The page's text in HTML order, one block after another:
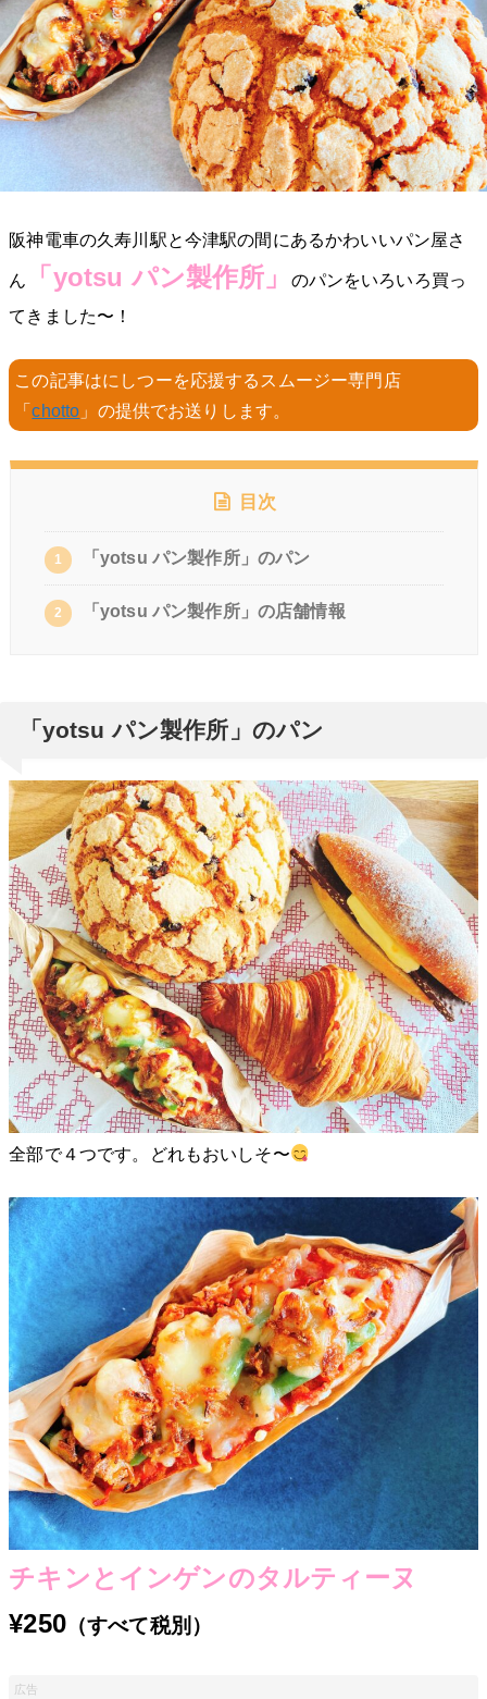
阪神電車の久寿川駅と今津駅の間にあるかわいいパン屋さ
ん 「yotsu パン製作所」
のパンをいろいろ買っ
てきました〜！
この記事はにしつーを応援するスムージー専門店
「chotto 」の提供でお送りします。
目次
1 「yotsu パン製作所」のパン
2 「yotsu パン製作所」の店舗情報
「yotsu パン製作所」のパン
全部で４つです。どれもおいしそ〜
チキンとインゲンのタルティーヌ
¥250（すべて税別）